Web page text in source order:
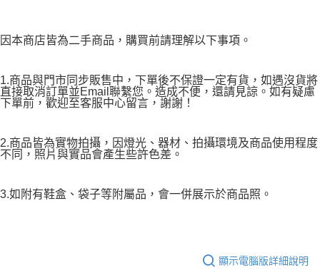
恩沛科技股份有限公司將有權停止該用戶之使用額度並採取法律行動。
因本商店皆為二手商品，購買前請理解以下事項。
1.商品與門市同步販售中，下單後不保證一定有貨，如遇沒貨將
直接取消訂單並Email聯繫您。造成不便，還請見諒。如有疑慮
下單前，歡迎至客服中心留言，謝謝！
2.商品皆為實物拍攝，因燈光、器材、拍攝環境及商品使用程度
不同，照片與實品會產生些許色差。
3.如附有鞋盒、袋子等附屬品，會一併展示於商品照。
顯示電腦版詳細說明